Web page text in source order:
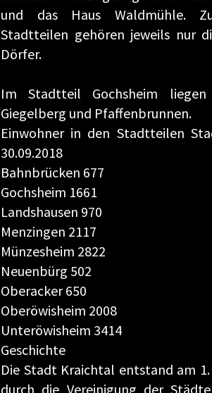
und das Haus Waldmühle.
Stadtteilen gehören jeweils nur
Dörfer.
Im Stadtteil Gochsheim liegen
Giegelberg und Pfaffenbrunnen.
Einwohner in den Stadtteilen
30.09.2018
Bahnbrücken 677
Gochsheim 1661
Landshausen 970
Menzingen 2117
Münzesheim 2822
Neuenbürg 502
Oberacker 650
Oberöwisheim 2008
Unteröwisheim 3414
Geschichte
Die Stadt Kraichtal entstand am
durch die Vereinigung der